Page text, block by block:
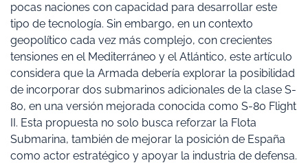
pocas naciones con capacidad para desarrollar este
tipo de tecnología. Sin embargo, en un contexto
geopolítico cada vez más complejo, con crecientes
tensiones en el Mediterráneo y el Atlántico, este artículo
considera que la Armada debería explorar la posibilidad
de incorporar dos submarinos adicionales de la clase S-
80, en una versión mejorada conocida como S-80 Flight
II. Esta propuesta no solo busca reforzar la Flota
Submarina, también de mejorar la posición de España
como actor estratégico y apoyar la industria de defensa.